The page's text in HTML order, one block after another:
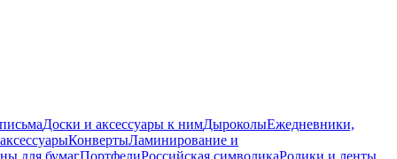
Доски и аксессуары к нимДыроколыЕжедневники,
КонвертыЛаминирование и
для бумагПортфелиРоссийская символикаРолики и ленты